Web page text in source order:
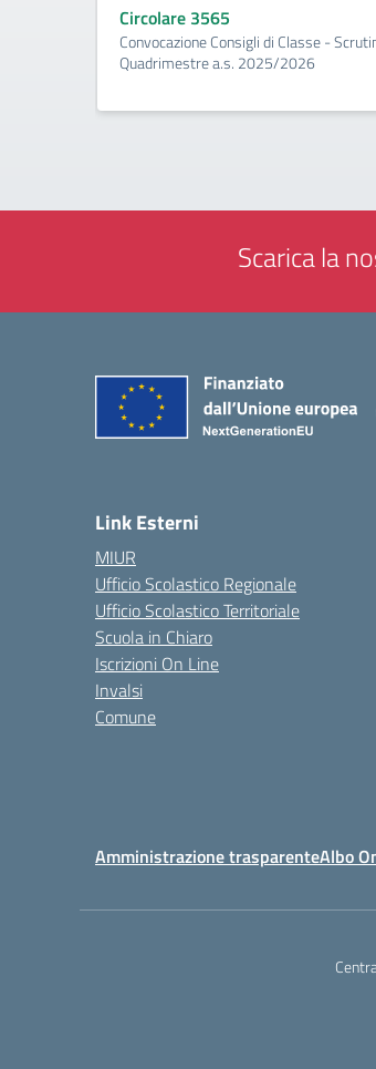
Circolare 3565
Convocazione Consigli di Classe -
Quadrimestre a.s. 2025/2026
Scarica la
Link Esterni
MIUR
Ufficio Scolastico Regionale
Ufficio Scolastico Territoriale
Scuola in Chiaro
Iscrizioni On Line
Invalsi
Comune
Amministrazione trasparenteAlbo